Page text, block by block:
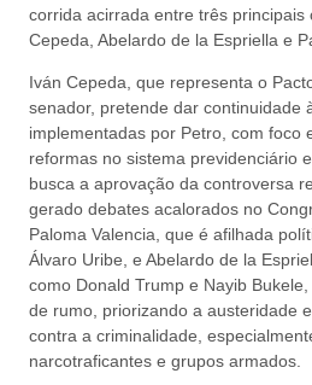
corrida acirrada entre três principais
Cepeda, Abelardo de la Espriella e
Iván Cepeda, que representa o
senador, pretende dar continuidade
implementadas por Petro, com foco
reformas no sistema previdenciário
busca a aprovação da controversa
gerado debates acalorados no
Paloma Valencia, que é afilhada
Álvaro Uribe, e Abelardo de la
como Donald Trump e Nayib
de rumo, priorizando a austeridade
contra a criminalidade,
narcotraficantes e grupos armados.